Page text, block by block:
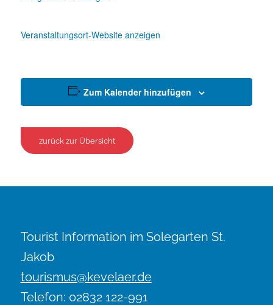
Veranstaltungsort-Website anzeigen
Zum Kalender hinzufügen
zurück zur Übersicht
Tourist Information im Solegarten St.
Jakob
tourismus@kevelaer.de
Telefon: 02832 122-991